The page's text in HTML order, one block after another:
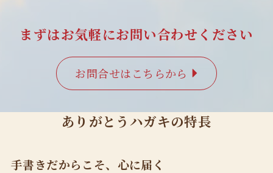
まずはお気軽にお問い合わせください
お問合せはこちらから
ありがとうハガキの特長
手書きだからこそ、心に届く